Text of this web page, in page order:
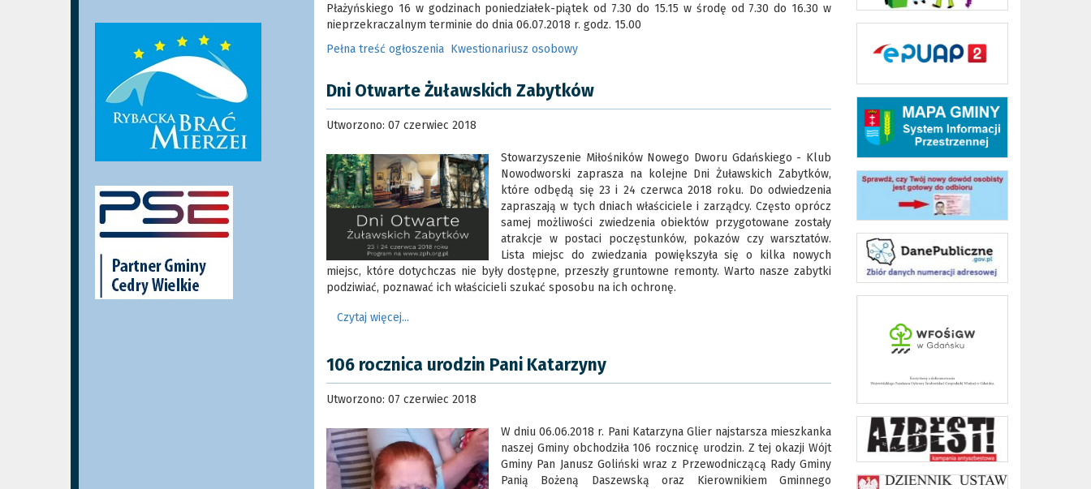
Płażyńskiego 16 w godzinach poniedziałek-piątek od 7.30 do 15.15 w środę od 7.30 do 16.30 w
nieprzekraczalnym terminie do dnia 06.07.2018 r. godz. 15.00
Pełna treść ogłoszenia Kwestionariusz osobowy
Dni Otwarte Żuławskich Zabytków
Utworzono: 07 czerwiec 2018
Stowarzyszenie Miłośników Nowego Dworu Gdańskiego - Klub
Nowodworski zaprasza na kolejne Dni Żuławskich Zabytków,
które odbędą się 23 i 24 czerwca 2018 roku. Do odwiedzenia
zapraszają w tych dniach właściciele i zarządcy. Często oprócz
samej możliwości zwiedzenia obiektów przygotowane zostały
atrakcje w postaci poczęstunków, pokazów czy warsztatów.
Lista miejsc do zwiedzania powiększyła się o kilka nowych
miejsc, które dotychczas nie były dostępne, przeszły gruntowne remonty. Warto nasze zabytki
podziwiać, poznawać ich właścicieli szukać sposobu na ich ochronę.
Czytaj więcej...
106 rocznica urodzin Pani Katarzyny
Utworzono: 07 czerwiec 2018
W dniu 06.06.2018 r. Pani Katarzyna Glier najstarsza mieszkanka
naszej Gminy obchodziła 106 rocznicę urodzin. Z tej okazji Wójt
Gminy Pan Janusz Goliński wraz z Przewodniczącą Rady Gminy
Panią Bożeną Daszewską oraz Kierownikiem Gminnego